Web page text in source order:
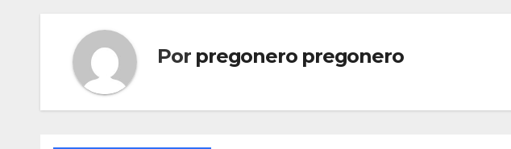
Por pregonero pregonero